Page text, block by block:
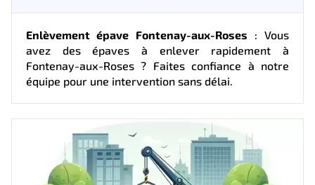
Enlèvement épave Fontenay-aux-Roses : Vous
avez des épaves à enlever rapidement à
Fontenay-aux-Roses ? Faites confiance à notre
équipe pour une intervention sans délai.